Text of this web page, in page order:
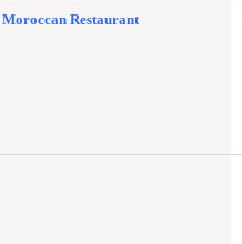
Restaurant